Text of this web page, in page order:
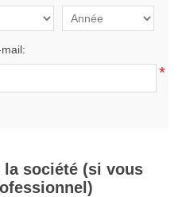
*
société (si vous